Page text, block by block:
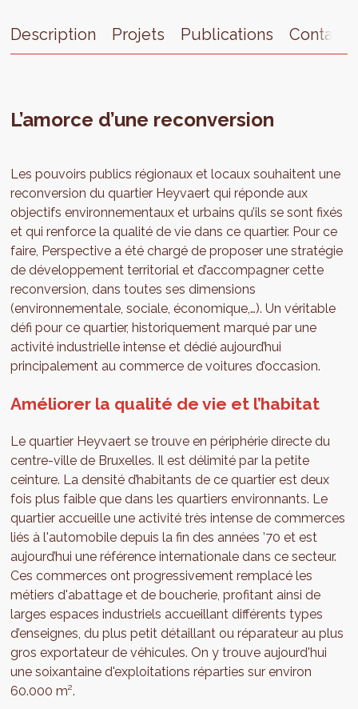
Description Projets Publications Contact
L’amorce d’une reconversion
Les pouvoirs publics régionaux et locaux souhaitent une
reconversion du quartier Heyvaert qui réponde aux
objectifs environnementaux et urbains qu’ils se sont fixés
et qui renforce la qualité de vie dans ce quartier. Pour ce
faire, Perspective a été chargé de proposer une stratégie
de développement territorial et d’accompagner cette
reconversion, dans toutes ses dimensions
(environnementale, sociale, économique,…). Un véritable
défi pour ce quartier, historiquement marqué par une
activité industrielle intense et dédié aujourd’hui
principalement au commerce de voitures d’occasion.
Améliorer la qualité de vie et l’habitat
Le quartier Heyvaert se trouve en périphérie directe du
centre-ville de Bruxelles. Il est délimité par la petite
ceinture. La densité d’habitants de ce quartier est deux
fois plus faible que dans les quartiers environnants. Le
quartier accueille une activité très intense de commerces
liés à l'automobile depuis la fin des années ’70 et est
aujourd’hui une référence internationale dans ce secteur.
Ces commerces ont progressivement remplacé les
métiers d'abattage et de boucherie, profitant ainsi de
larges espaces industriels accueillant différents types
d’enseignes, du plus petit détaillant ou réparateur au plus
gros exportateur de véhicules. On y trouve aujourd'hui
une soixantaine d'exploitations réparties sur environ
60.000 m².